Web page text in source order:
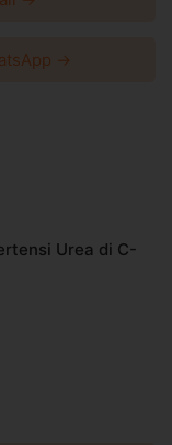
→
Urea di C-